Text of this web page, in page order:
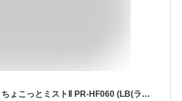
PRISMATE (プリズメイト) ちょこっとミストⅡ PR-HF060 (LB(ライトベージュ))